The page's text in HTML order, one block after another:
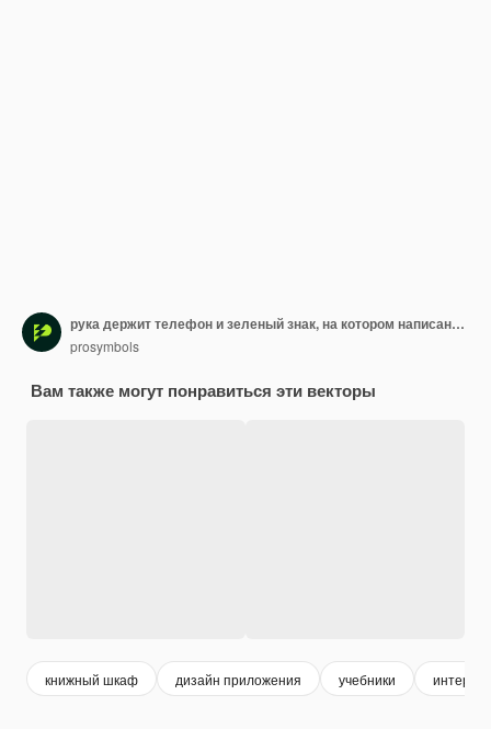
рука держит телефон и зеленый знак, на котором написано библиотека
prosymbols
Вам также могут понравиться эти векторы
книжный шкаф дизайн приложения учебники